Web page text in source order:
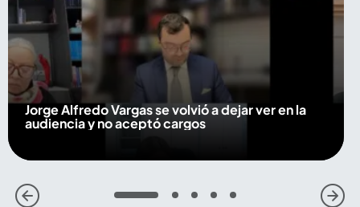
Jorge Alfredo Vargas se volvió a dejar ver en la
audiencia y no aceptó cargos
1 2 3 4 5